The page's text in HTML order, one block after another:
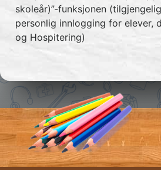
skoleår)”-funksjonen
personlig innlogging for elever,
og Hospitering)